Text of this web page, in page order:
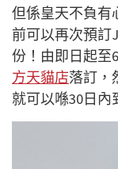
但係皇天不負有
前可以再次預訂
份！由即日起至
方天貓店落訂，
就可以喺30日內